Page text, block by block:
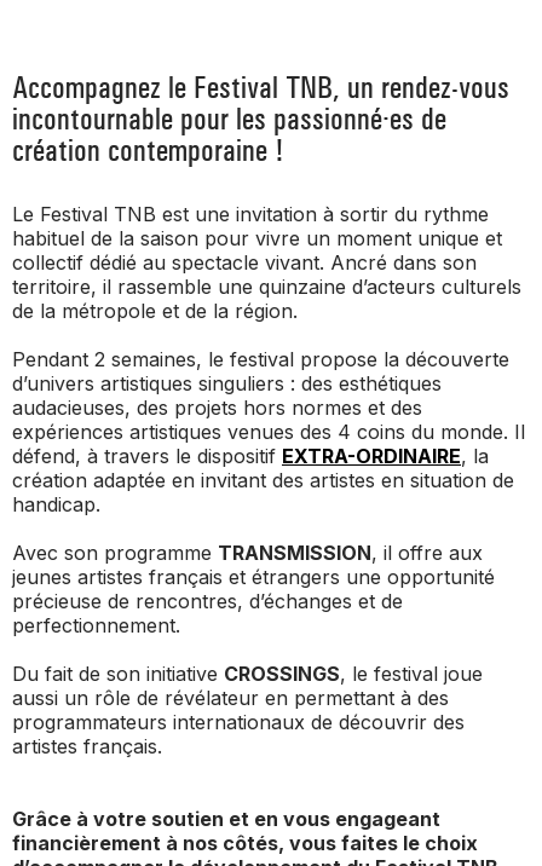
_ ACTION TERRITORIALE
_ TNB SOLIDAIRE
_ TNB ÉCO-RESPONSABLE
_ ARCHIVES ET RESSOURCES
_ RÉSIDENCES D'ARTISTE
_ FORMATION
_ PROMOTIONS
_ INTERNATIONAL
_ NOUS SOUTENIR
_ CONTACTS ET INFOS PRATIQUES
_ NOS MÉCÈNES
_ DEVENEZ MÉCÈNE
_ SOUTENEZ LE FESTIVAL TNB
_ RENCONTRER
_ PRATIQUER
_ PROFITER
_ MARCHÉS
_ EMPLOIS / STAGES
>
>
Accompagnez le Festival TNB, un rendez-vous
incontournable pour les passionné·es de
création contemporaine !
Le Festival TNB est une invitation à sortir du rythme
habituel de la saison pour vivre un moment unique et
collectif dédié au spectacle vivant. Ancré dans son
territoire, il rassemble une quinzaine d’acteurs culturels
de la métropole et de la région.
Pendant 2 semaines, le festival propose la découverte
d’univers artistiques singuliers : des esthétiques
audacieuses, des projets hors normes et des
expériences artistiques venues des 4 coins du monde. Il
défend, à travers le dispositif EXTRA-ORDINAIRE, la
création adaptée en invitant des artistes en situation de
handicap.
Avec son programme TRANSMISSION, il offre aux
jeunes artistes français et étrangers une opportunité
précieuse de rencontres, d’échanges et de
perfectionnement.
Du fait de son initiative CROSSINGS, le festival joue
aussi un rôle de révélateur en permettant à des
programmateurs internationaux de découvrir des
artistes français.
Grâce à votre soutien et en vous engageant
financièrement à nos côtés, vous faites le choix